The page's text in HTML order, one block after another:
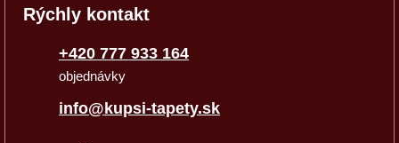
Rýchly kontakt
+420 777 933 164
objednávky
info@kupsi-tapety.sk